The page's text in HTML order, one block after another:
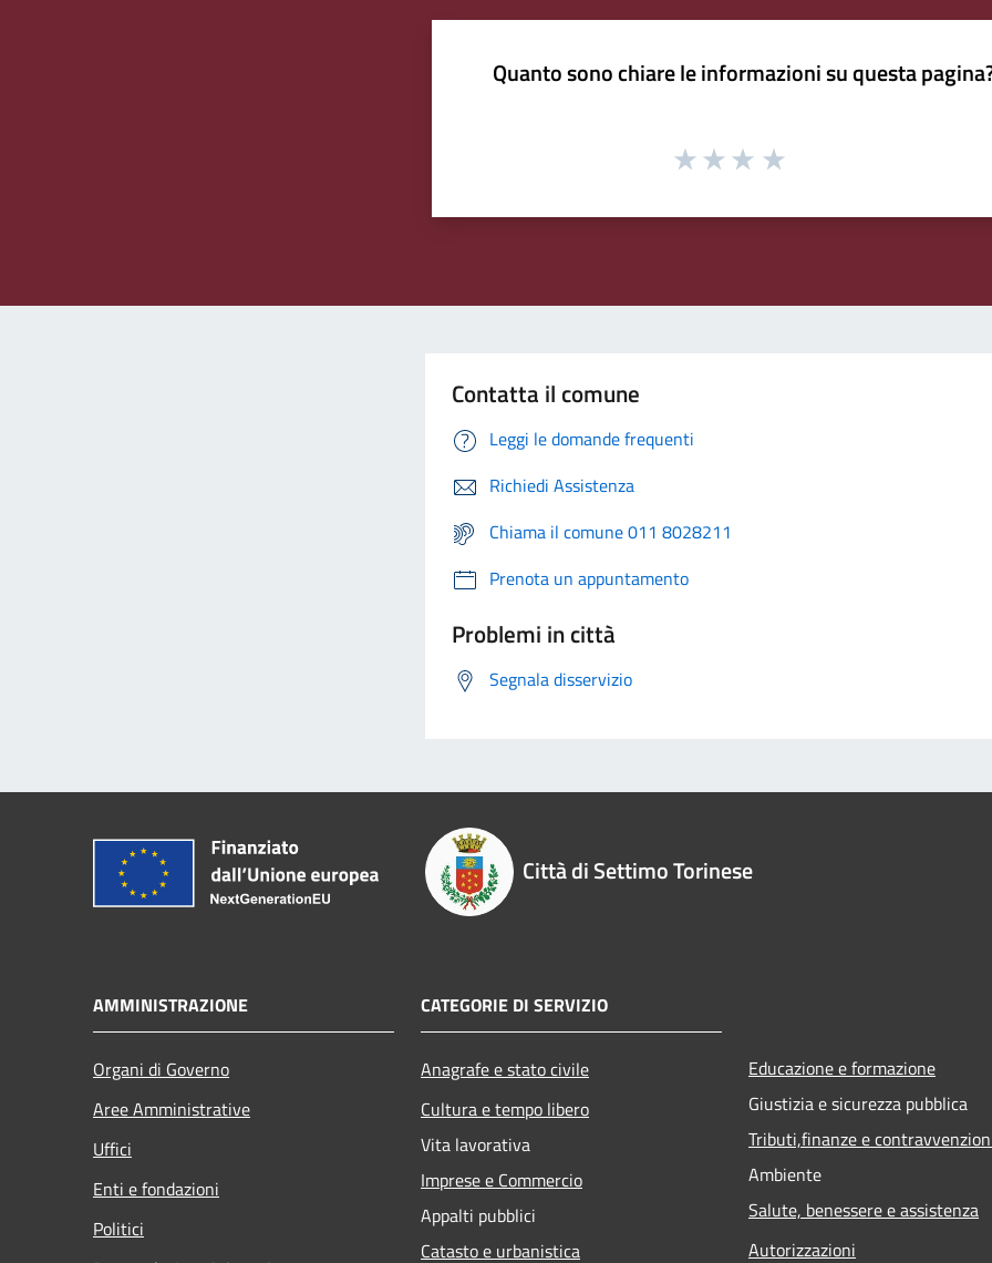
Quanto sono chiare le informazioni su questa
Contatta il comune
Leggi le domande frequenti
Richiedi Assistenza
Chiama il comune 011 8028211
Prenota un appuntamento
Problemi in città
Segnala disservizio
Città di Settimo Torinese
AMMINISTRAZIONE
Organi di Governo
Aree Amministrative
Uffici
Enti e fondazioni
Politici
CATEGORIE DI SERVIZIO
Anagrafe e stato civile
Cultura e tempo libero
Vita lavorativa
Imprese e Commercio
Appalti pubblici
Catasto e urbanistica
Educazione e formazione
Giustizia e sicurezza pubblica
Tributi,finanze e
Ambiente
Salute, benessere e assistenza
Autorizzazioni